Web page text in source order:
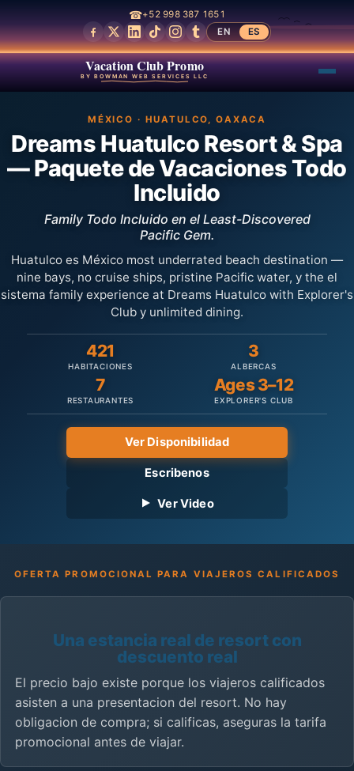
☎+52 998 387 1651
EN
ES
Vacation Club Promo
BY BOWMAN WEB SERVICES LLC
MÉXICO · HUATULCO, OAXACA
Dreams Huatulco Resort & Spa
— Paquete de Vacaciones Todo
Incluido
Family Todo Incluido en el Least-Discovered
Pacific Gem.
Huatulco es México most underrated beach destination —
nine bays, no cruise ships, pristine Pacific water, y the el
sistema family experience at Dreams Huatulco with Explorer's
Club y unlimited dining.
421
HABITACIONES
3
ALBERCAS
7
RESTAURANTES
Ages 3–12
EXPLORER'S CLUB
Ver Disponibilidad
Escribenos
Ver Video
OFERTA PROMOCIONAL PARA VIAJEROS CALIFICADOS
Una estancia real de resort con
descuento real
El precio bajo existe porque los viajeros calificados
asisten a una presentacion del resort. No hay
obligacion de compra; si calificas, aseguras la tarifa
promocional antes de viajar.